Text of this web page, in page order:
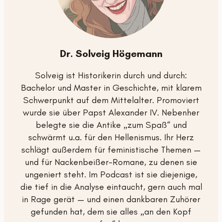
Dr. Solveig Högemann
Solveig ist Historikerin durch und durch:
Bachelor und Master in Geschichte, mit klarem
Schwerpunkt auf dem Mittelalter. Promoviert
wurde sie über Papst Alexander IV. Nebenher
belegte sie die Antike „zum Spaß“ und
schwärmt u.a. für den Hellenismus. Ihr Herz
schlägt außerdem für feministische Themen —
und für Nackenbeißer-Romane, zu denen sie
ungeniert steht. Im Podcast ist sie diejenige,
die tief in die Analyse eintaucht, gern auch mal
in Rage gerät — und einen dankbaren Zuhörer
gefunden hat, dem sie alles „an den Kopf